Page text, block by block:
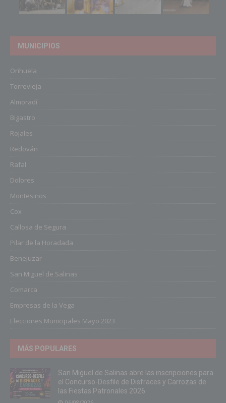
MUNICIPIOS
Orihuela
Torrevieja
Almoradí
Bigastro
Rojales
Redován
Rafal
Dolores
Montesinos
Cox
Callosa de Segura
Pilar de la Horadada
Benejuzar
San Miguel de Salinas
Comarca
Empresas de la Vega
Elecciones Municipales Mayo 2023
MÁS POPULARES
San Miguel de Salinas abre las inscripciones para
el Concurso-Desfile de Disfraces y Carrozas de
las Fiestas Patronales 2026